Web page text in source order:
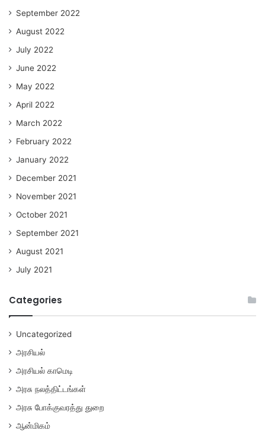
September 2022
August 2022
July 2022
June 2022
May 2022
April 2022
March 2022
February 2022
January 2022
December 2021
November 2021
October 2021
September 2021
August 2021
July 2021
Categories
Uncategorized
அரசியல்
அரசியல் காமெடி
அரசு நலத்திட்டங்கள்
அரசு போக்குவரத்து துறை
ஆன்மிகம்